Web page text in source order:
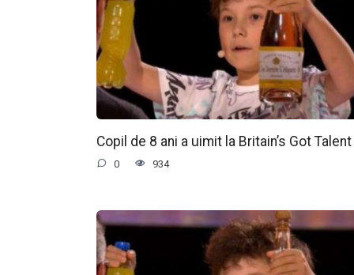
Copil de 8 ani a uimit la Britain’s Got Talent
0 934